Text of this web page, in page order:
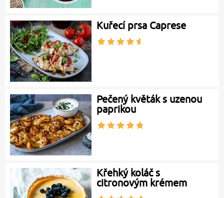
Kuřecí prsa Caprese
Pečený květák s uzenou
paprikou
Křehký koláč s
citronovým krémem